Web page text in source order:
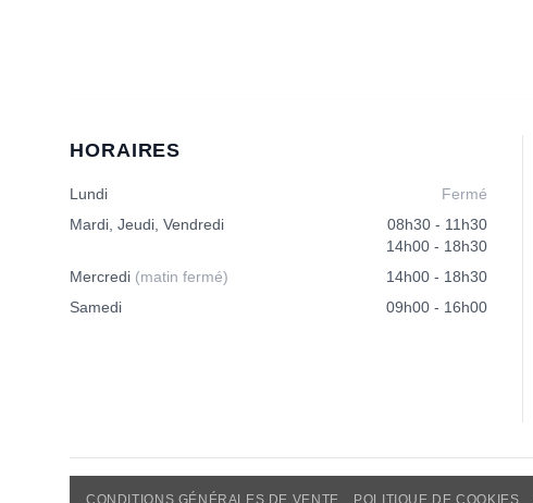
HORAIRES
Lundi
Fermé
Mardi, Jeudi, Vendredi
08h30 - 11h30
14h00 - 18h30
Mercredi (matin fermé)
14h00 - 18h30
Samedi
09h00 - 16h00
CONDITIONS GÉNÉRALES DE VENTE POLITIQUE DE COOKIES